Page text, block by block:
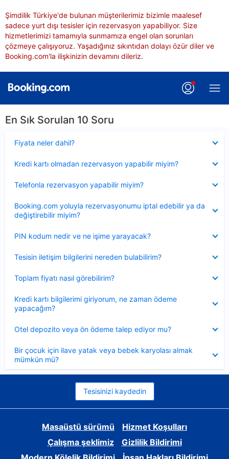
Şimdilik Türkiye'de bulunan müşterilerimiz bizimle maalesef
sadece yurt dışı tesisler için rezervasyon yapabiliyor. Size
hizmetlerimizi tamamıyla sunmamıza engel olan sorunları
çözmeye çalışıyoruz. Yaşadığınız sıkıntıdan dolayı özür diler ve
Booking.com'la ilişkinizin devamını dileriz.
En Sık Sorulan 10 Soru
Fiyata neler dahil?
Kredi kartı olmadan rezervasyon yapabilir miyim?
Telefonla rezervasyon yapabilir miyim?
Booking.com yoluyla rezervasyonumu iptal edebilir ya da
değiştirebilir miyim?
PIN kodum nedir ve ne işime yarayacak?
Tesisin iletişim bilgilerini nereden bulabilirim?
Toplam fiyatı nasıl görebilirim?
Kredi kartı bilgilerimi giriyorum, ne zaman ödeme
yapacağım?
Otel depozito veya ön ödeme talep ediyor mu?
Bir çocuk için ilave yatak veya bebek karyolası almak
mümkün mü?
Tesisinizi kaydedin
Masaüstü sürümü
Hizmet Koşulları
Çalışma şeklimiz
Gizlilik Bildirimi